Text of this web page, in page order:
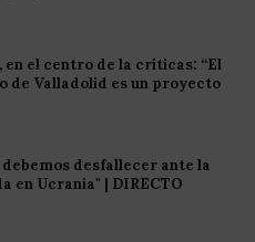
en el centro de la críticas: “El
de Valladolid es un proyecto
desfallecer ante la
en Ucrania" | DIRECTO